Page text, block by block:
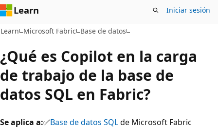
Learn Iniciar sesión
Learn Microsoft Fabric Base de datos
¿Qué es Copilot en la carga
de trabajo de la base de
datos SQL en Fabric?
Se aplica a:✅Base de datos SQLde Microsoft Fabric